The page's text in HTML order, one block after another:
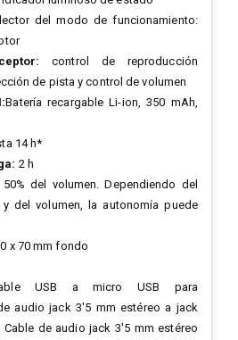
del modo de funcionamiento:
control de reproducción
de pista y control de volumen
Batería recargable Li-ion, 350 mAh,
14 h*
2 h
del volumen. Dependiendo del
del volumen, la autonomía puede
x 70 mm fondo
USB a micro USB para
audio jack 3'5 mm estéreo a jack
Cable de audio jack 3'5 mm estéreo